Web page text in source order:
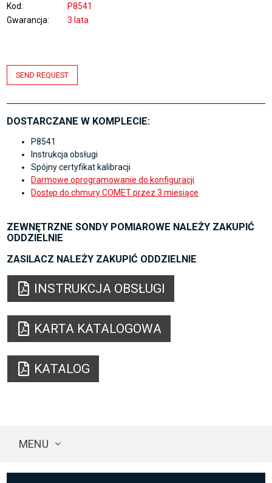
Kod
P8541
Gwarancja
3 lata
SEND REQUEST
DOSTARCZANE W KOMPLECIE:
P8541
Instrukcja obsługi
Spójny certyfikat kalibracji
Darmowe oprogramowanie do konfiguracji
Dostęp do chmury COMET przez 3 miesiące
ZEWNĘTRZNE SONDY POMIAROWE NALEŻY ZAKUPIĆ
ODDZIELNIE
ZASILACZ NALEŻY ZAKUPIĆ ODDZIELNIE
INSTRUKCJA OBSŁUGI
KARTA KATALOGOWA
KATALOG
MENU